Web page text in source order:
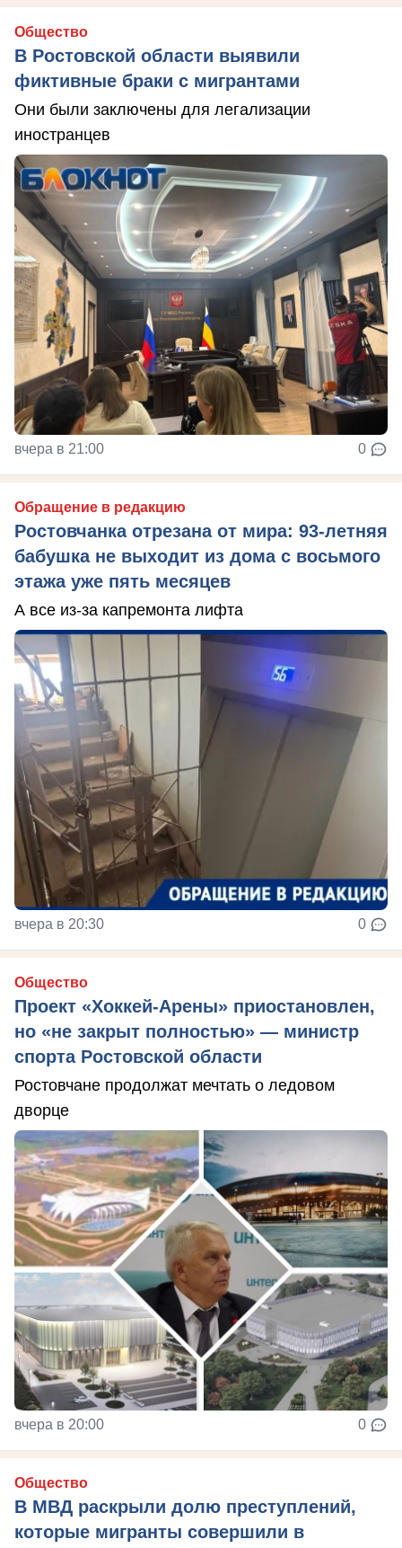
Общество
В Ростовской области выявили
фиктивные браки с мигрантами
Они были заключены для легализации
иностранцев
вчера в 21:00 0
Обращение в редакцию
Ростовчанка отрезана от мира: 93-летняя
бабушка не выходит из дома с восьмого
этажа уже пять месяцев
А все из-за капремонта лифта
вчера в 20:30 0
Общество
Проект «Хоккей-Арены» приостановлен,
но «не закрыт полностью» — министр
спорта Ростовской области
Ростовчане продолжат мечтать о ледовом
дворце
вчера в 20:00 0
Общество
В МВД раскрыли долю преступлений,
которые мигранты совершили в